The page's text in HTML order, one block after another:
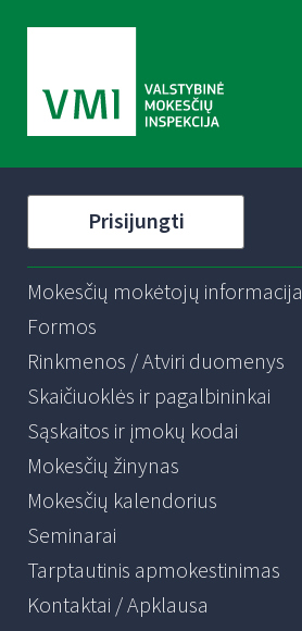
Prisijungti
Mokesčių mokėtojų informacija
Formos
Rinkmenos / Atviri duomenys
Skaičiuoklės ir pagalbininkai
Sąskaitos ir įmokų kodai
Mokesčių žinynas
Mokesčių kalendorius
Seminarai
Tarptautinis apmokestinimas
Kontaktai / Apklausa